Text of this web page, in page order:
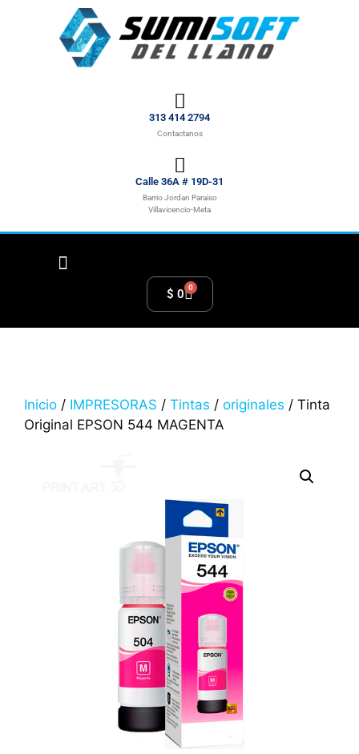
313 414 2794
Contactanos
Calle 36A # 19D-31
Barrio Jordan Paraiso
Villavicencio-Meta
$ 0 0
Inicio / IMPRESORAS / Tintas / originales / Tinta
Original EPSON 544 MAGENTA